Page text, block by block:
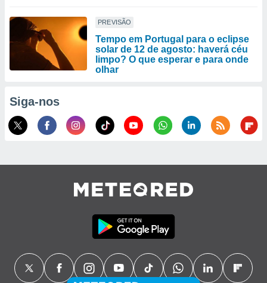
PREVISÃO
Tempo em Portugal para o eclipse
solar de 12 de agosto: haverá céu
limpo? O que esperar e para onde
olhar
Siga-nos